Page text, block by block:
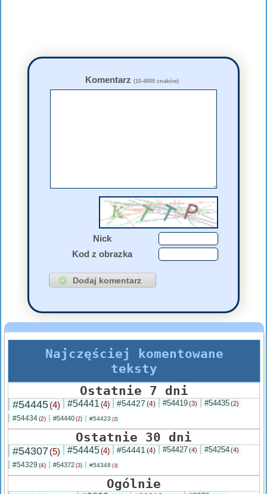
Komentarz (10-4000 znaków)
Nick
Kod z obrazka
Najczęściej komentowane
teksty
Ostatnie 7 dni
#54445(4) #54441 (4) #54427 (4) #54419(3) #54435(2)
#54434(2) #54440 (2) #54423 (2)
Ostatnie 30 dni
#54307 (5) #54445(4) #54441 (4) #54427(4) #54254(4)
#54329 (4) #54372 (3) #54348 (3)
Ogólnie